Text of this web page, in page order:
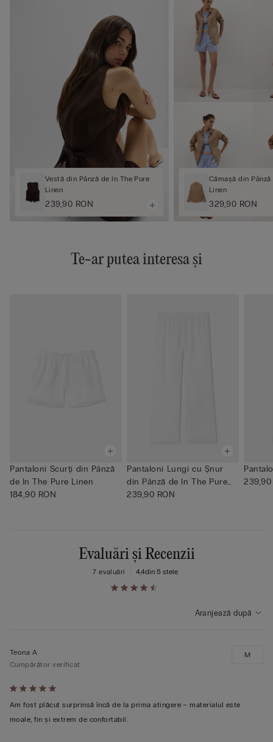
Vestă din Pânză de In The Pure
Linen
239,90 RON
Cămașă din
Linen
329,90 RON
Te-ar putea interesa și
Pantaloni Scurți din Pânză
de In The Pure Linen
184,90 RON
Pantaloni Lungi cu Șnur
din Pânză de In The Pure
L...
239,90 RON
239,90
Evaluări și Recenzii
4,4din 5 stele
7 evaluări
Aranjează după
Evaluat
5
din
Teona A
Cumpărător verificat
Am fost plăcut surprinsă încă de la prima atingere – materialul este
moale, fin și extrem de confortabil.
M